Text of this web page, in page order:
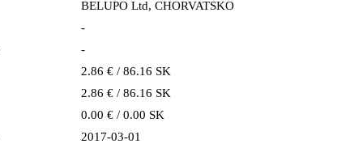
BELUPO Ltd, CHORVATSKO
-
-
2.86 € / 86.16 SK
2.86 € / 86.16 SK
0.00 € / 0.00 SK
2017-03-01